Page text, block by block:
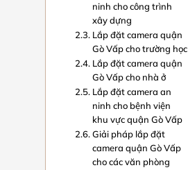
ninh cho công trình
xây dựng
Lắp đặt camera quận
Gò Vấp cho trường học
Lắp đặt camera quận
Gò Vấp cho nhà ở
Lắp đặt camera an
ninh cho bệnh viện
khu vực quận Gò Vấp
Giải pháp lắp đặt
camera quận Gò Vấp
cho các văn phòng